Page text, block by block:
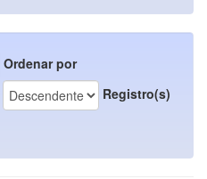
Ordenar por
Registro(s)